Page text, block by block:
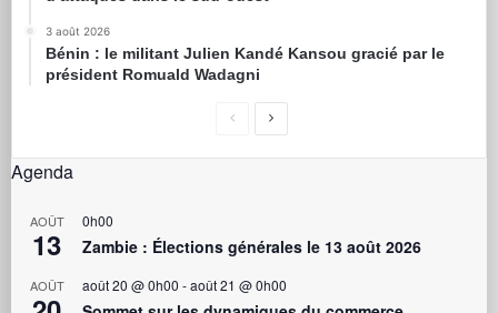
3 août 2026
Bénin : le militant Julien Kandé Kansou gracié par le
président Romuald Wadagni
Agenda
AOÛT
13
0h00
Zambie : Élections générales le 13 août 2026
AOÛT août 20 @ 0h00 -août 21 @ 0h00